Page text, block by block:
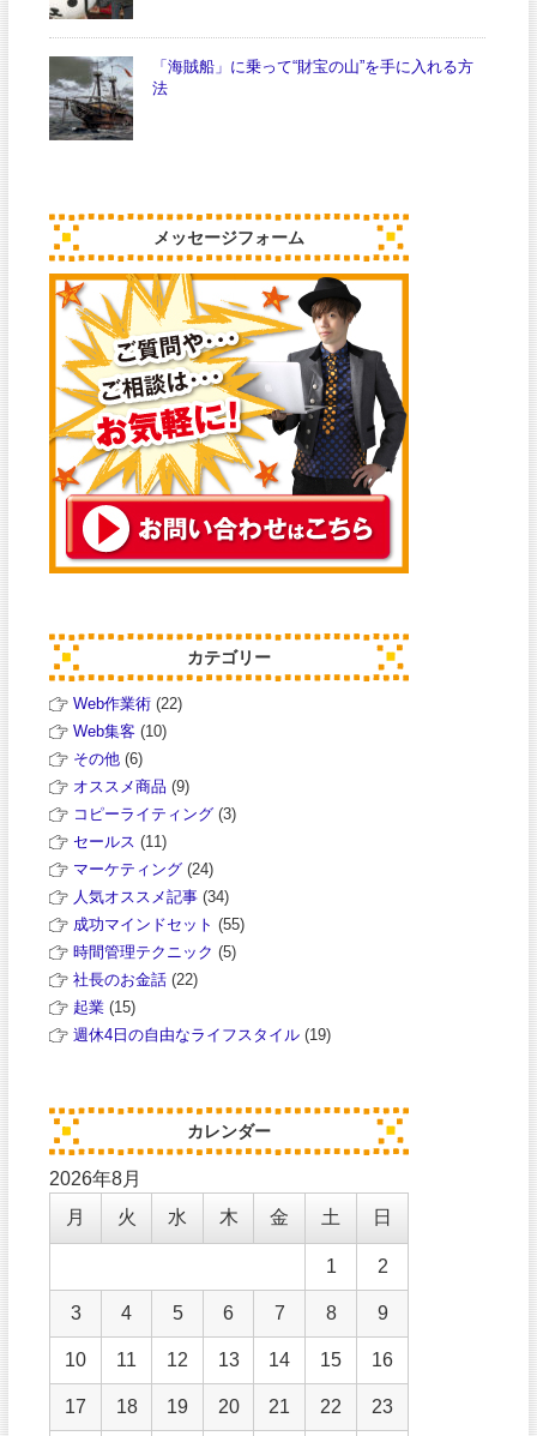
「海賊船」に乗って“財宝の山”を手に入れる方
法
メッセージフォーム
カテゴリー
Web作業術 (22)
Web集客 (10)
その他 (6)
オススメ商品 (9)
コピーライティング (3)
セールス (11)
マーケティング (24)
人気オススメ記事 (34)
成功マインドセット (55)
時間管理テクニック (5)
社長のお金話 (22)
起業 (15)
週休4日の自由なライフスタイル (19)
カレンダー
2026年8月
月
火 水 木 金 土 日
1 2
3 4 5 6 7 8 9
10 11 12 13 14 15 16
17 18 19 20 21 22 23